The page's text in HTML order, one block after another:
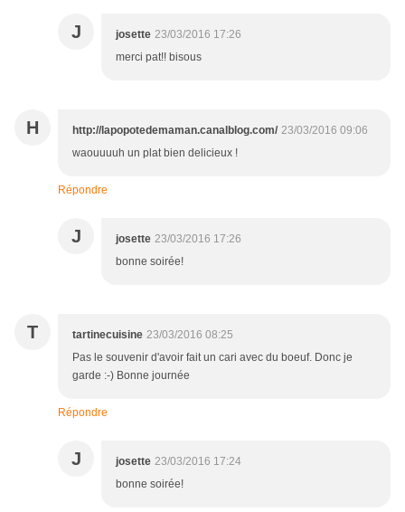
J josette 23/03/2016 17:26
merci pat!! bisous
H http://lapopotedemaman.canalblog.com/ 23/03/2016 09:06
waouuuuh un plat bien delicieux !
Répondre
J josette 23/03/2016 17:26
bonne soirée!
T tartinecuisine 23/03/2016 08:25
Pas le souvenir d'avoir fait un cari avec du boeuf. Donc je
garde :-) Bonne journée
Répondre
J josette 23/03/2016 17:24
bonne soirée!